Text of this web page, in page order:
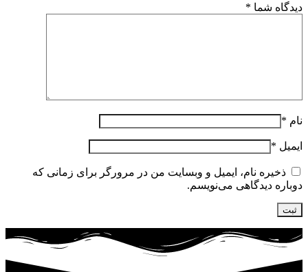
دیدگاه شما *
نام *
ایمیل *
ذخیره نام، ایمیل و وبسایت من در مرورگر برای زمانی که
دوباره دیدگاهی می‌نویسم.